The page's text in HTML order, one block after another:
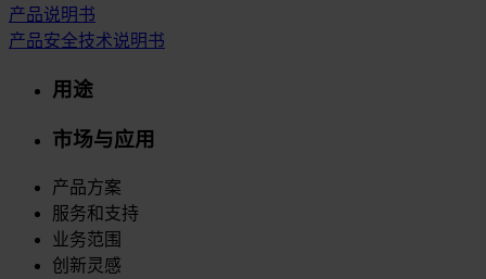
产品说明书
产品安全技术说明书
用途
市场与应用
产品方案
服务和支持
业务范围
创新灵感